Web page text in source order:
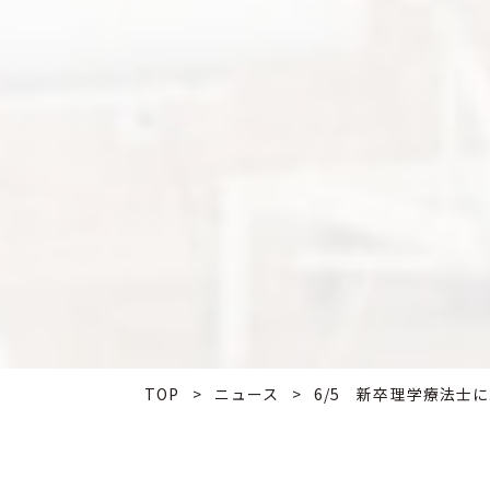
TOP > ニュース > 6/5 新卒理学療法士